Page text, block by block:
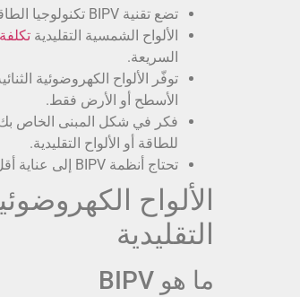
تضع تقنية BIPV تكنولوجيا الطاقة الشمسية في مواد البناء. فهي تساعد على توفير الطاقة و
الألواح الشمسية التقليدية
السريعة.
الأسطح أو الأرض فقط.
فكر في شكل المبنى الخاص بك
للطاقة أو الألواح التقليدية.
تحتاج أنظمة BIPV إلى عناية أقل بسبب طريقة تصنيعها. تحتاج الألواح التقليدية إلى مزيد من التنظيف والفحص.
الألواح
التقليدية
ما هو BIPV